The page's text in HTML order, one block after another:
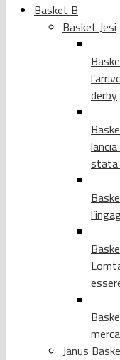
Basket B
Basket Jesi
derby
stata
Janus